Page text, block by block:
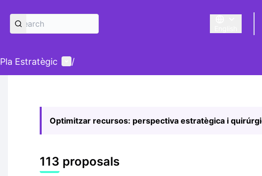
Triar la llengua
Pla Estratègic User menu
/
Optimitzar recursos: perspectiva estratègica i
113 proposals